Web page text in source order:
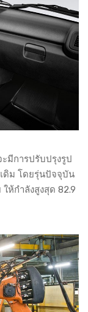
มีการปรับปรุงรูป
ดิม โดยรุ่นปัจจุบัน
ห้กำลังสูงสุด 82.9